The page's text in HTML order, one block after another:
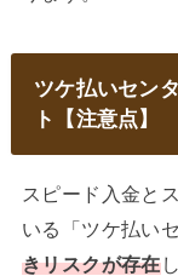
ツケ払いセン
ト【注意点】
スピード入金と
いる「ツケ払い
きリスクが存在